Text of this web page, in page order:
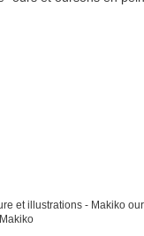
et illustrations - Makiko